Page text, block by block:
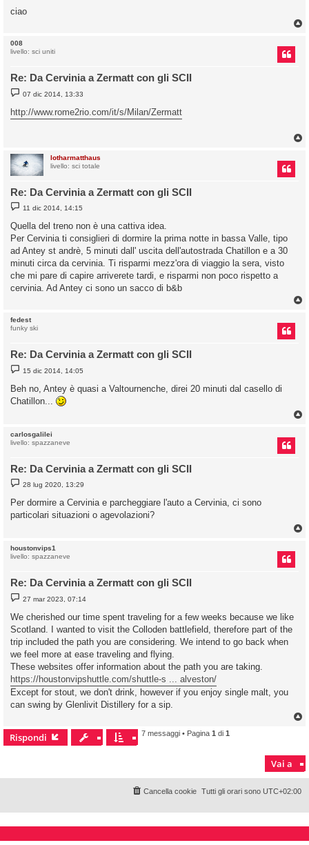
ciao
008
livello: sci uniti
Re: Da Cervinia a Zermatt con gli SCII
M
e
s
o
07 dic 2014, 13:33
http://www.rome2rio.com/it/s/Milan/Zermatt
lotharmatthaus
livello: sci totale
Re: Da Cervinia a Zermatt con gli SCII
M
e
s
a
g
g
i
11 dic 2014, 14:15
Quella del treno non è una cattiva idea.
Per Cervinia ti consiglieri di dormire la prima notte in bassa Valle, tipo
ad Antey st andrè, 5 minuti dall' uscita dell'autostrada Chatillon e a 30
minuti circa da cervinia. Ti risparmi mezz'ora di viaggio la sera, visto
che mi pare di capire arriverete tardi, e risparmi non poco rispetto a
cervinia. Ad Antey ci sono un sacco di b&b
fedest
funky ski
Re: Da Cervinia a Zermatt con gli SCII
M
e
s
s
a
o
15 dic 2014, 14:05
Beh no, Antey è quasi a Valtournenche, direi 20 minuti dal casello di
Chatillon...
carlosgalilei
livello: spazzaneve
Re: Da Cervinia a Zermatt con gli SCII
M
e
s
a
o
28 lug 2020, 13:29
Per dormire a Cervinia e parcheggiare l'auto a Cervinia, ci sono
particolari situazioni o agevolazioni?
houstonvips1
livello: spazzaneve
Re: Da Cervinia a Zermatt con gli SCII
M
e
s
a
g
i
27 mar 2023, 07:14
We cherished our time spent traveling for a few weeks because we like
Scotland. I wanted to visit the Colloden battlefield, therefore part of the
trip included the path you are considering. We intend to go back when
we feel more at ease traveling and flying.
These websites offer information about the path you are taking.
https://houstonvipshuttle.com/shuttle-s ... alveston/
Except for stout, we don't drink, however if you enjoy single malt, you
can swing by Glenlivit Distillery for a sip.
Rispondi 7 messaggi • Pagina 1 di 1
Vai a
Tutti gli orari sono UTC+02:00
Cancella cookie